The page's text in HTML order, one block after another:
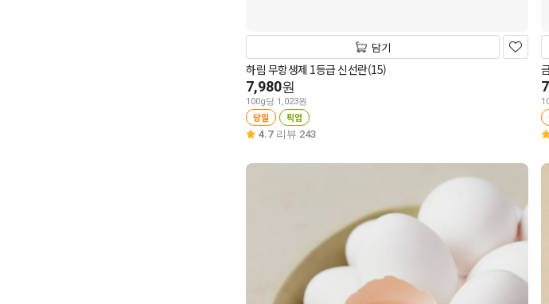
담기
하림 무항생제 1등급 신선란(15)
7,980원
100g당 1,023원
당일 픽업
4.7 리뷰 243